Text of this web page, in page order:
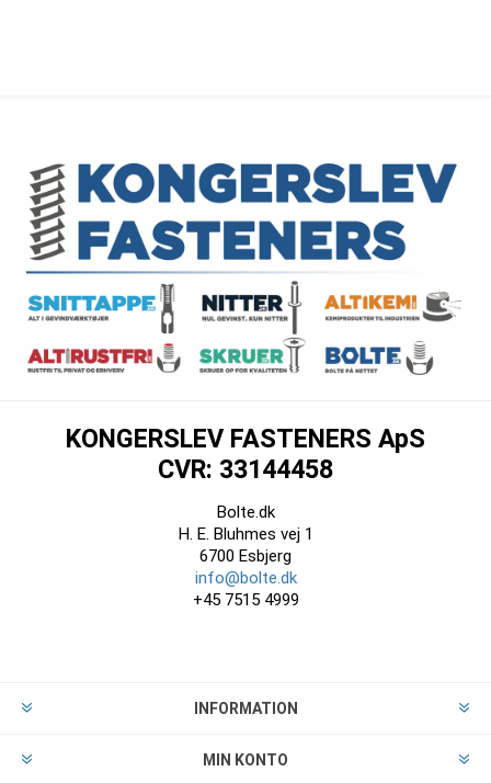
KONGERSLEV FASTENERS ApS
CVR: 33144458
Bolte.dk
H. E. Bluhmes vej 1
6700 Esbjerg
info@bolte.dk
+45 7515 4999
INFORMATION
MIN KONTO